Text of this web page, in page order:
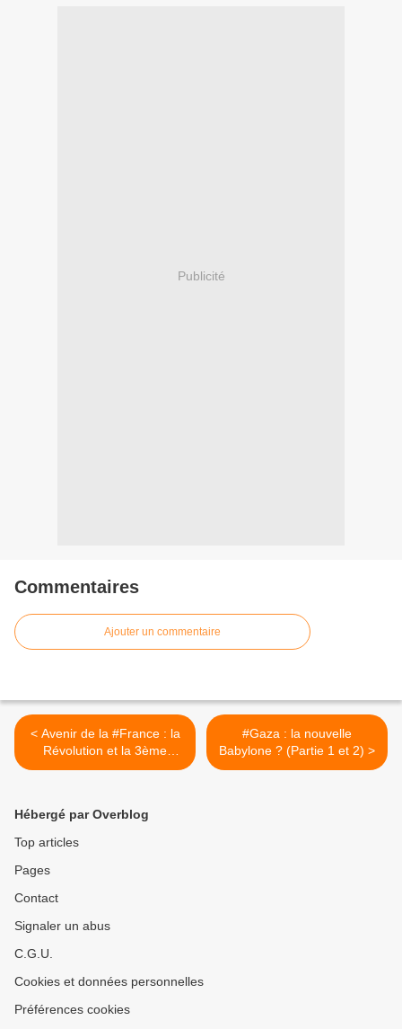
Publicité
Commentaires
Ajouter un commentaire
< Avenir de la #France : la
Révolution et la 3ème
Guerre Mondiale dès 2026
#Gaza : la nouvelle
Babylone ? (Partie 1 et 2) >
Hébergé par Overblog
Top articles
Pages
Contact
Signaler un abus
C.G.U.
Cookies et données personnelles
Préférences cookies